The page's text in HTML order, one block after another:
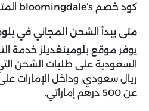
كود خصم bloomingdale’s المتوفر لدى موقعنا يوفر.
متى يبدأ الشحن المجاني في
يوفر موقع بلومينغديلز خدمة
ريال سعودي، وداخل الإمارات
عن 500 درهم إماراتي.